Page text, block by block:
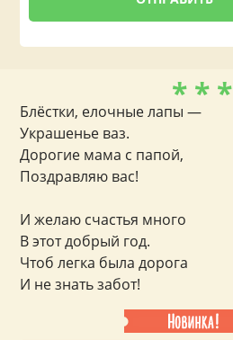
* * *
Блёстки, елочные лапы —
Украшенье ваз.
Дорогие мама с папой,
Поздравляю вас!
И желаю счастья много
В этот добрый год.
Чтоб легка была дорога
И не знать забот!